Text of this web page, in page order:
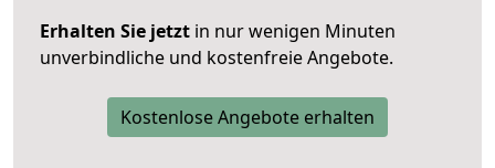
Erhalten Sie jetzt in nur wenigen Minuten
unverbindliche und kostenfreie Angebote.
Kostenlose Angebote erhalten